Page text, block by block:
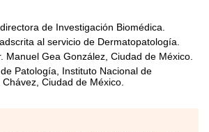
de Investigación Biomédica.
al servicio de Dermatopatología.
Manuel Gea González, Ciudad de México.
Patología, Instituto Nacional de
Ciudad de México.